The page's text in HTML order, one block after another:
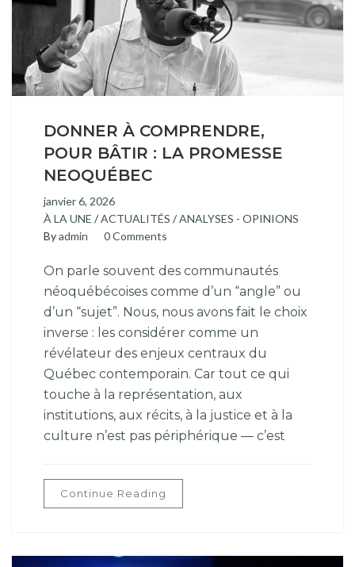
DONNER À COMPRENDRE,
POUR BÂTIR : LA PROMESSE
NEOQUÉBEC
janvier 6, 2026
À LA UNE /ACTUALITÉS /ANALYSES - OPINIONS
Byadmin 0 Comments
On parle souvent des communautés
néoquébécoises comme d’un “angle” ou
d’un “sujet”. Nous, nous avons fait le choix
inverse : les considérer comme un
révélateur des enjeux centraux du
Québec contemporain. Car tout ce qui
touche à la représentation, aux
institutions, aux récits, à la justice et à la
culture n’est pas périphérique — c’est
Continue Reading